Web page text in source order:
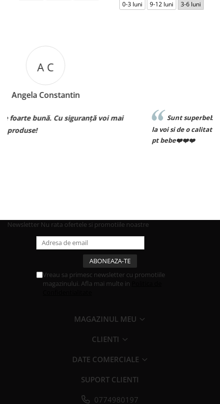
0-3 luni 9-12 luni 3-6 luni
mai
Sunt superbebe toate hainutele ce le am
la voi si de o calitate excelenta voi reveni curand pt
Newsletter Nu rata ofertele si promotiile noastre
Vreau sa primesc newsletter cu promotiile
magazinului. Afla mai multe in
MAGAZINUL MEU
CLIENTI
DATE COMERCIALE
SUPORT CLIENTI
0774980197